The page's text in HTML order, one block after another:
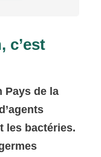
c’est
Pays de la
les bactéries.